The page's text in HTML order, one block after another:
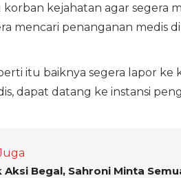
kejahatan agar segera
mencari penanganan medis
itu baiknya segera lapor
dapat datang ke instansi
Aksi Begal, Sahroni Minta